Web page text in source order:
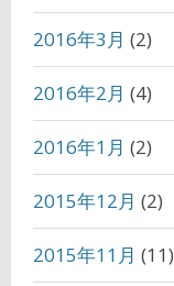
2016年3月 (2)
2016年2月 (4)
2016年1月 (2)
2015年12月 (2)
2015年11月 (11)